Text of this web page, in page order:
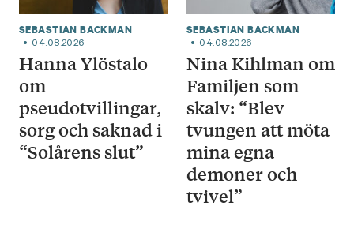
SEBASTIAN BACKMAN
04.08.2026
Hanna Ylöstalo
om
pseudotvillingar,
sorg och saknad i
“Solårens slut”
SEBASTIAN BACKMAN
04.08.2026
Nina Kihlman om
Familjen som
skalv: “Blev
tvungen att möta
mina egna
demoner och
tvivel”